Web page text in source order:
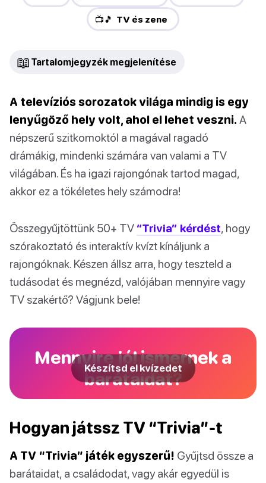
📺🎵 TV és zene
📖 Tartalomjegyzék megjelenítése
A televíziós sorozatok világa mindig is egy
lenyűgöző hely volt, ahol el lehet veszni. A
népszerű szitkomoktól a magával ragadó
drámákig, mindenki számára van valami a TV
világában. És ha igazi rajongónak tartod magad,
akkor ez a tökéletes hely számodra!
Összegyűjtöttünk 50+ TV “Trivia” kérdést, hogy
szórakoztató és interaktív kvízt kínáljunk a
rajongóknak. Készen állsz arra, hogy teszteld a
tudásodat és megnézd, valójában mennyire vagy
TV szakértő? Vágjunk bele!
Mennyire jól ismernek a
barátaidat?
Készítsd el kvízedet
Hogyan játssz TV “Trivia”-t
A TV “Trivia” játék egyszerű! Gyűjtsd össze a
barátaidat, a családodat, vagy akár egyedül is